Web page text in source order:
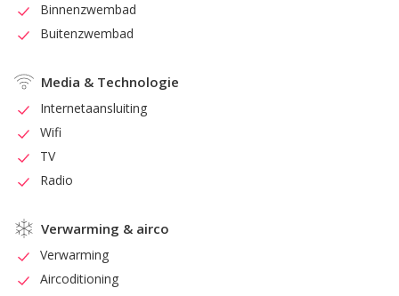
Binnenzwembad
Buitenzwembad
Media & Technologie
Internetaansluiting
Wifi
TV
Radio
Verwarming & airco
Verwarming
Aircoditioning